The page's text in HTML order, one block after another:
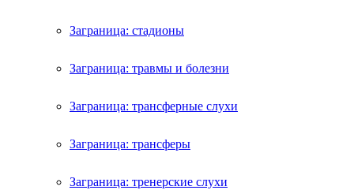
Заграница: стадионы
Заграница: травмы и болезни
Заграница: трансферные слухи
Заграница: трансферы
Заграница: тренерские слухи